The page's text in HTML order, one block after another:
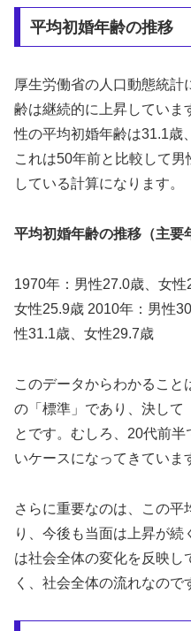
平均初婚年齢の推移
厚生労働省の人口動態統計
齢は継続的に上昇していま
性の平均初婚年齢は31.1歳
これは50年前と比較して
している計算になります。
平均初婚年齢の推移（主要
1970年：男性27.0歳、女性
女性25.9歳 2010年：男性
性31.1歳、女性29.7歳
このデータからわかること
の「標準」であり、決して
とです。むしろ、20代前
いケースになってきていま
さらに重要なのは、この平
り、今後も当面は上昇が
は社会全体の変化を反映し
く、社会全体の流れなので